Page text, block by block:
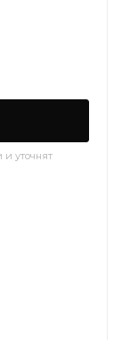
уточнят